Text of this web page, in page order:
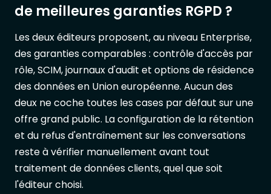
de meilleures garanties RGPD ?
Les deux éditeurs proposent, au niveau Enterprise,
des garanties comparables : contrôle d'accès par
rôle, SCIM, journaux d'audit et options de résidence
des données en Union européenne. Aucun des
deux ne coche toutes les cases par défaut sur une
offre grand public. La configuration de la rétention
et du refus d'entraînement sur les conversations
reste à vérifier manuellement avant tout
traitement de données clients, quel que soit
l'éditeur choisi.